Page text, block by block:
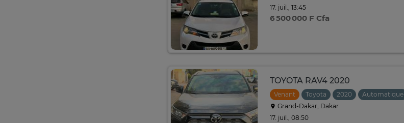
17. juil., 13:45
6 500 000 F Cfa
TOYOTA RAV4 2020
Venant Toyota 2020
Automatique
Grand-Dakar, Dakar
17. juil., 08:50